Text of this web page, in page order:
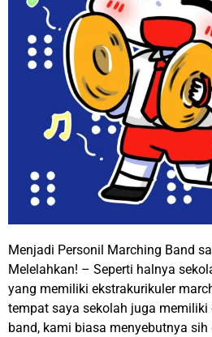
Menjadi Personil Marching Band
Melelahkan! – Seperti halnya
yang memiliki ekstrakurikuler
tempat saya sekolah juga
band, kami biasa menyebutnya sih